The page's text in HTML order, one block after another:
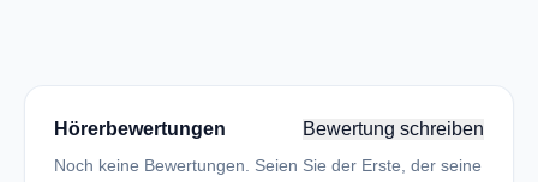
Hörerbewertungen Bewertung schreiben
Noch keine Bewertungen. Seien Sie der Erste, der seine